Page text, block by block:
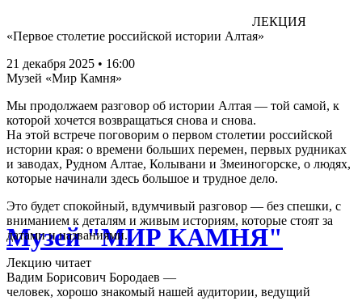
Музей "МИР КАМНЯ"
ЛЕКЦИЯ
«Первое столетие российской истории Алтая»
21 декабря 2025 • 16:00
Музей «Мир Камня»
Мы продолжаем разговор об истории Алтая — той самой, к
которой хочется возвращаться снова и снова.
На этой встрече поговорим о первом столетии российской
истории края: о времени больших перемен, первых рудниках
и заводах, Рудном Алтае, Колывани и Змеиногорске, о людях,
которые начинали здесь большое и трудное дело.
Это будет спокойный, вдумчивый разговор — без спешки, с
вниманием к деталям и живым историям, которые стоят за
датами и названиями.
Лекцию читает
Вадим Борисович Бородаев —
человек, хорошо знакомый нашей аудитории, ведущий